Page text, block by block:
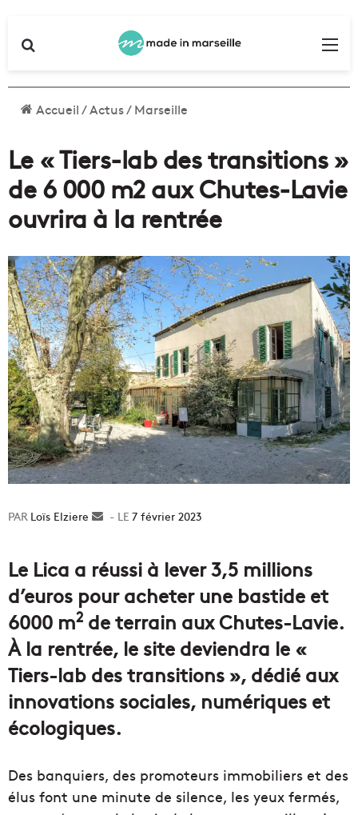
Accueil/Actus/Marseille
Le « Tiers-lab des transitions »
de 6 000 m2 aux Chutes-Lavie
ouvrira à la rentrée
Loïs Elziere
Envoyer7 février 2023
Le Lica a réussi à lever 3,5 millions
d’euros pour acheter une bastide et
6000 m2 de terrain aux Chutes-Lavie.
À la rentrée, le site deviendra le «
Tiers-lab des transitions », dédié aux
innovations sociales, numériques et
écologiques.
Des banquiers, des promoteurs immobiliers et des
élus font une minute de silence, les yeux fermés,